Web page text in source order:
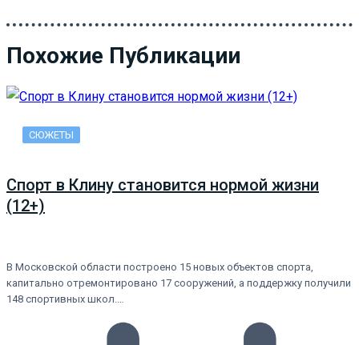
Похожие Публикации
СЮЖЕТЫ
Спорт в Клину становится нормой жизни
(12+)
В Московской области построено 15 новых объектов спорта,
капитально отремонтировано 17 сооружений, а поддержку получили
148 спортивных школ.…